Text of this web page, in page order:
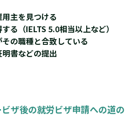
主を見つける
る（IELTS 5.0相当以上など）
の職種と合致している
書などの提出
ザ後の就労ビザ申請への道の